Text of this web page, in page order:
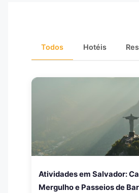
Todos Hotéis
Atividades em Salvador:
Mergulho e Passeios de